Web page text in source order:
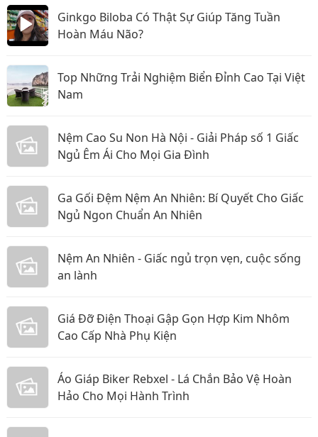
Ginkgo Biloba Có Thật Sự Giúp Tăng Tuần
Hoàn Máu Não?
Top Những Trải Nghiệm Biển Đỉnh Cao Tại Việt
Nam
Nệm Cao Su Non Hà Nội - Giải Pháp số 1 Giấc
Ngủ Êm Ái Cho Mọi Gia Đình
Ga Gối Đệm Nệm An Nhiên: Bí Quyết Cho Giấc
Ngủ Ngon Chuẩn An Nhiên
Nệm An Nhiên - Giấc ngủ trọn vẹn, cuộc sống
an lành
Giá Đỡ Điện Thoại Gập Gọn Hợp Kim Nhôm
Cao Cấp Nhà Phụ Kiện
Áo Giáp Biker Rebxel - Lá Chắn Bảo Vệ Hoàn
Hảo Cho Mọi Hành Trình